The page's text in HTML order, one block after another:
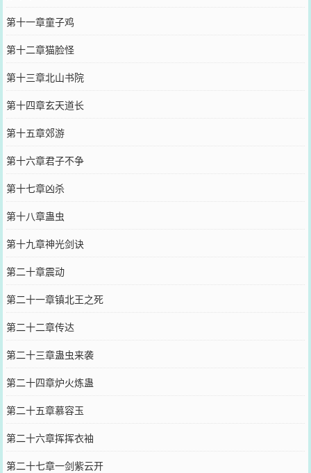
第十一章童子鸡
第十二章猫脸怪
第十三章北山书院
第十四章玄天道长
第十五章郊游
第十六章君子不争
第十七章凶杀
第十八章蛊虫
第十九章神光剑诀
第二十章震动
第二十一章镇北王之死
第二十二章传达
第二十三章蛊虫来袭
第二十四章炉火炼蛊
第二十五章慕容玉
第二十六章挥挥衣袖
第二十七章一剑紫云开